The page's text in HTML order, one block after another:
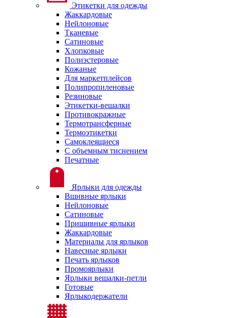
Этикетки для одежды
Жаккардовые
Нейлоновые
Тканевые
Сатиновые
Хлопковые
Полиэстеровые
Кожаные
Для маркетплейсов
Полипропиленовые
Резиновые
Этикетки-вешалки
Противокражные
Термотрансферные
Термоэтикетки
Самоклеящиеся
С объемным тиснением
Печатные
Ярлыки для одежды
Вшивные ярлыки
Нейлоновые
Сатиновые
Пришивные ярлыки
Жаккардовые
Материалы для ярлыков
Навесные ярлыки
Печать ярлыков
Промоярлыки
Ярлыки вешалки-петли
Готовые
Ярлыкодержатели